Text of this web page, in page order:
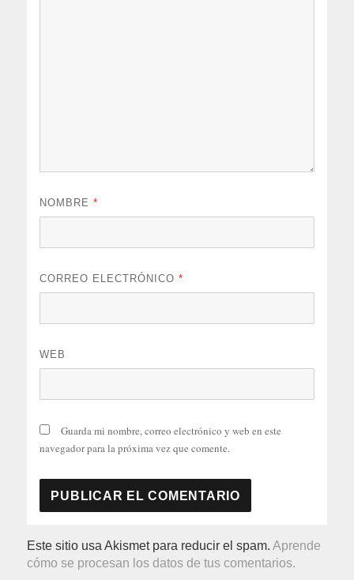
NOMBRE*
CORREO ELECTRÓNICO*
WEB
Guarda mi nombre, correo electrónico y web en este
navegador para la próxima vez que comente.
Este sitio usa Akismet para reducir el spam.Aprende
cómo se procesan los datos de tus comentarios.